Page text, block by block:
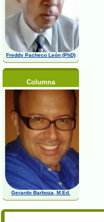
Freddy Pacheco León (PhD)
Columna
Gerardo Barboza, M.Ed.